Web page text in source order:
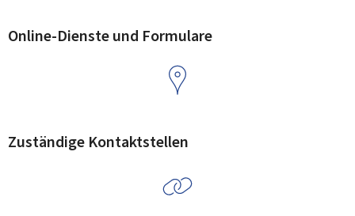
Online-Dienste und Formulare
Zuständige Kontaktstellen